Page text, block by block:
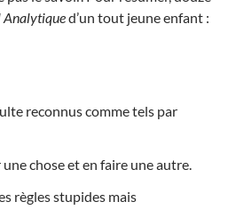
Analytiqued’un tout jeune enfant :
reconnus comme tels par
chose et en faire une autre.
règles stupides mais